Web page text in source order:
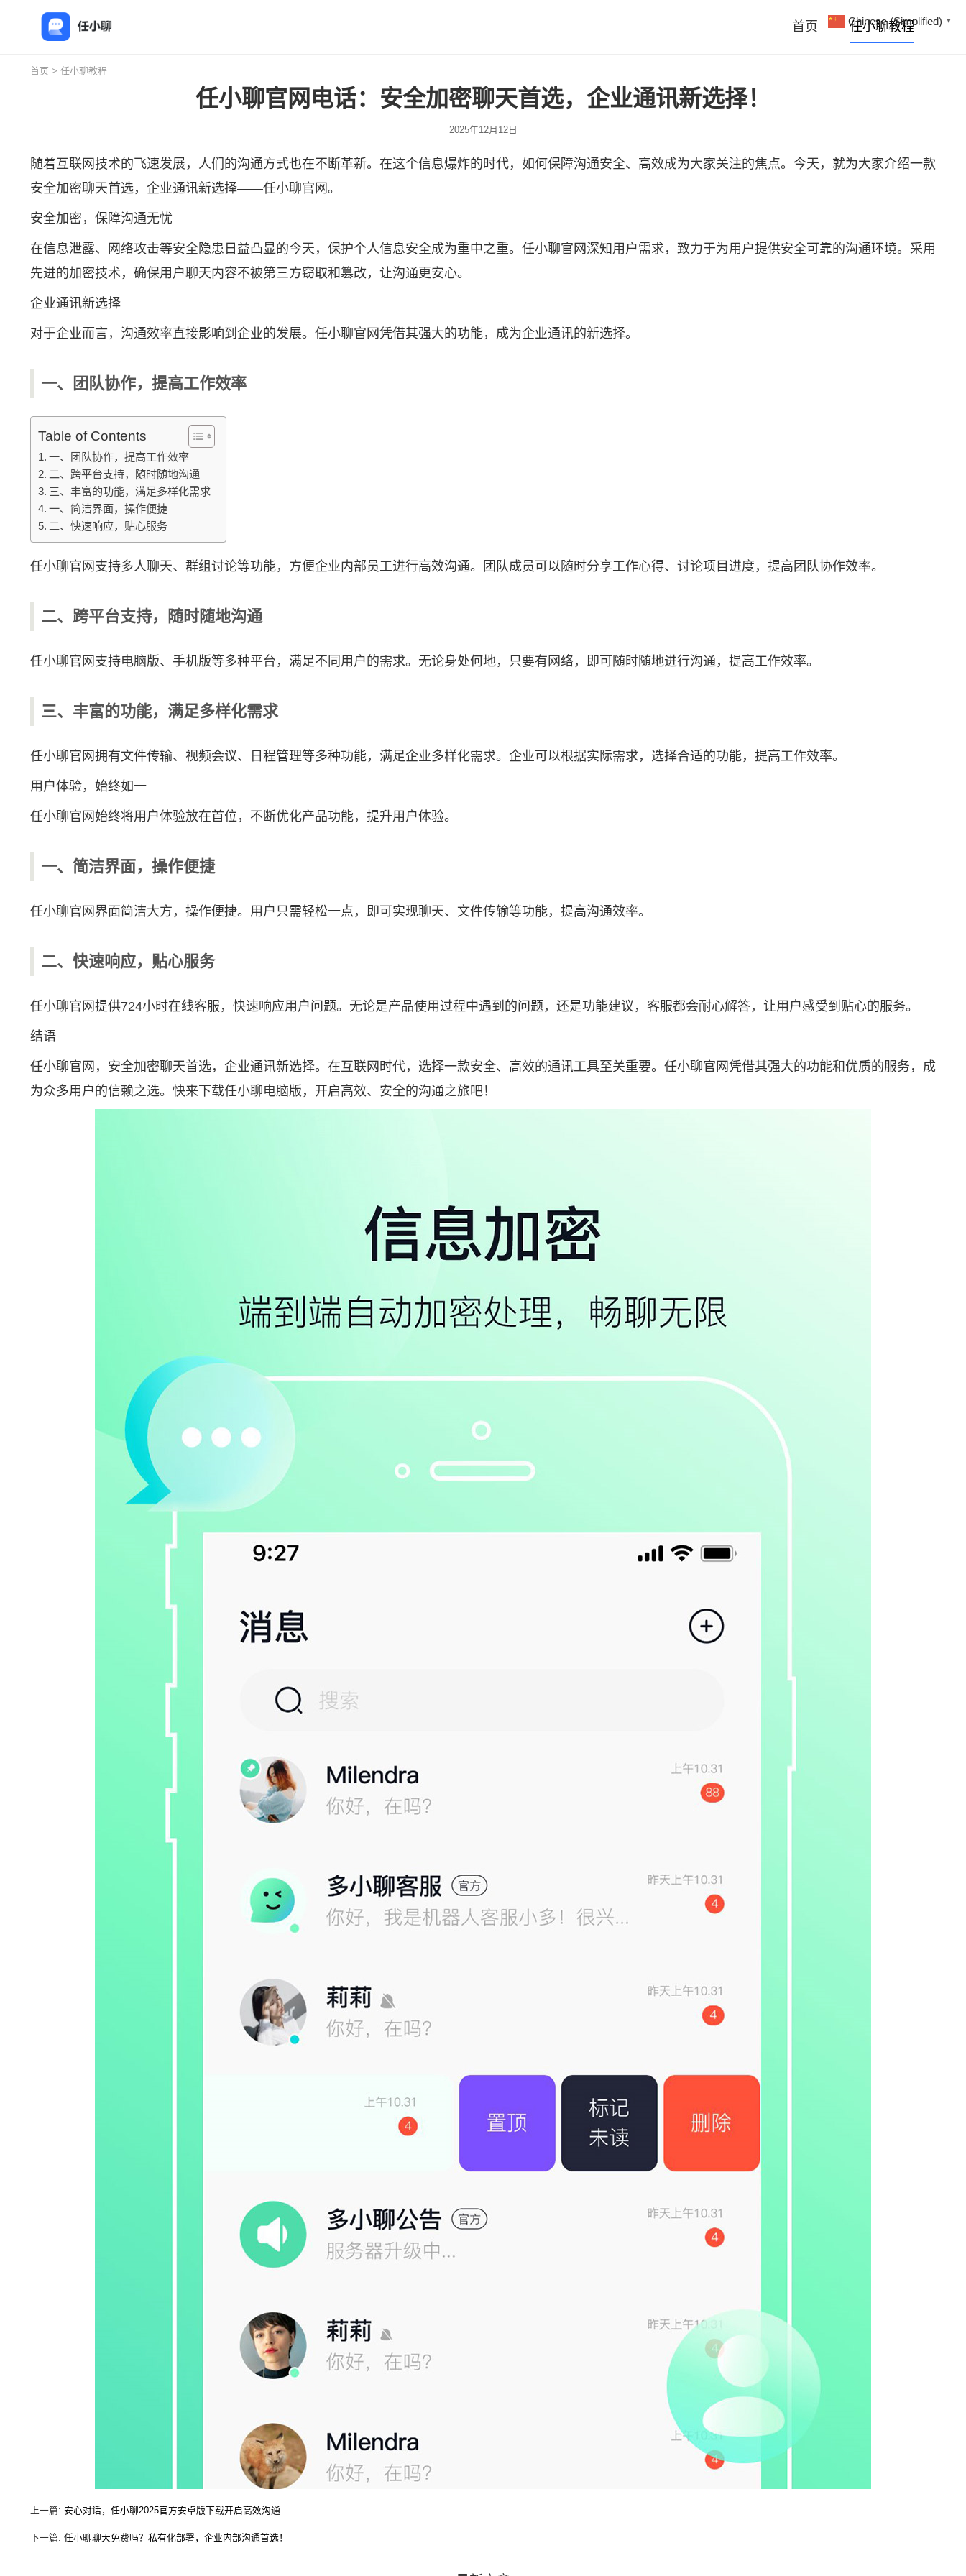
首页 任小聊教程
首页 > 任小聊教程
任小聊官网电话：安全加密聊天首选，企业通讯新选择！
2025年12月12日
随着互联网技术的飞速发展，人们的沟通方式也在不断革新。在这个信息爆炸的时代，如何保障沟通安全、高效成为大家关注的焦点。今天，就为大家介绍一款
安全加密聊天首选，企业通讯新选择——任小聊官网。
安全加密，保障沟通无忧
在信息泄露、网络攻击等安全隐患日益凸显的今天，保护个人信息安全成为重中之重。任小聊官网深知用户需求，致力于为用户提供安全可靠的沟通环境。采用
先进的加密技术，确保用户聊天内容不被第三方窃取和篡改，让沟通更安心。
企业通讯新选择
对于企业而言，沟通效率直接影响到企业的发展。任小聊官网凭借其强大的功能，成为企业通讯的新选择。
一、团队协作，提高工作效率
Table of Contents
一、团队协作，提高工作效率
二、跨平台支持，随时随地沟通
三、丰富的功能，满足多样化需求
一、简洁界面，操作便捷
二、快速响应，贴心服务
任小聊官网支持多人聊天、群组讨论等功能，方便企业内部员工进行高效沟通。团队成员可以随时分享工作心得、讨论项目进度，提高团队协作效率。
二、跨平台支持，随时随地沟通
任小聊官网支持电脑版、手机版等多种平台，满足不同用户的需求。无论身处何地，只要有网络，即可随时随地进行沟通，提高工作效率。
三、丰富的功能，满足多样化需求
任小聊官网拥有文件传输、视频会议、日程管理等多种功能，满足企业多样化需求。企业可以根据实际需求，选择合适的功能，提高工作效率。
用户体验，始终如一
任小聊官网始终将用户体验放在首位，不断优化产品功能，提升用户体验。
一、简洁界面，操作便捷
任小聊官网界面简洁大方，操作便捷。用户只需轻松一点，即可实现聊天、文件传输等功能，提高沟通效率。
二、快速响应，贴心服务
任小聊官网提供724小时在线客服，快速响应用户问题。无论是产品使用过程中遇到的问题，还是功能建议，客服都会耐心解答，让用户感受到贴心的服务。
结语
任小聊官网，安全加密聊天首选，企业通讯新选择。在互联网时代，选择一款安全、高效的通讯工具至关重要。任小聊官网凭借其强大的功能和优质的服务，成
为众多用户的信赖之选。快来下载任小聊电脑版，开启高效、安全的沟通之旅吧！
上一篇: 安心对话，任小聊2025官方安卓版下载开启高效沟通
下一篇: 任小聊聊天免费吗？私有化部署，企业内部沟通首选！
Chinese (Simplified) ▼